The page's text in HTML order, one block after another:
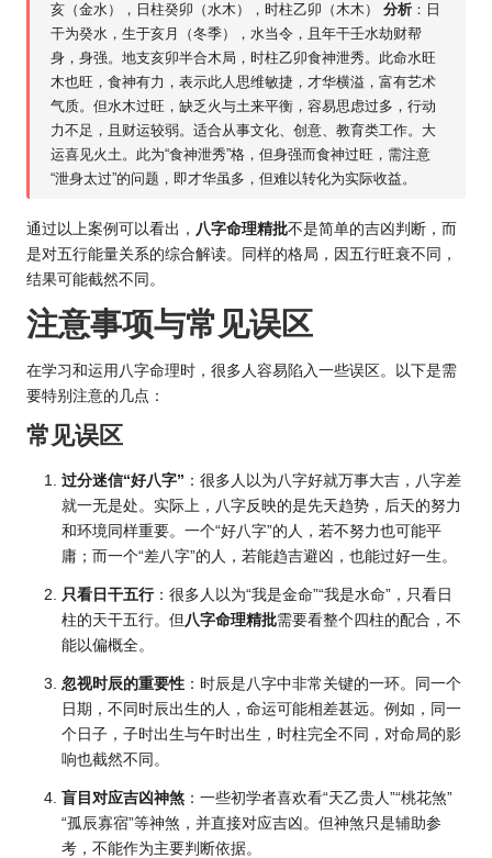
亥（金水），日柱癸卯（水木），时柱乙卯（木木）分析 ：日
干为癸水，生于亥月（冬季），水当令，且年干壬水劫财帮
身，身强。地支亥卯半合木局，时柱乙卯食神泄秀。此命水旺
木也旺，食神有力，表示此人思维敏捷，才华横溢，富有艺术
气质。但水木过旺，缺乏火与土来平衡，容易思虑过多，行动
力不足，且财运较弱。适合从事文化、创意、教育类工作。大
运喜见火土。此为“食神泄秀”格，但身强而食神过旺，需注意
“泄身太过”的问题，即才华虽多，但难以转化为实际收益。
通过以上案例可以看出， 八字命理精批不是简单的吉凶判断，而
是对五行能量关系的综合解读。同样的格局，因五行旺衰不同，
结果可能截然不同。
注意事项与常见误区
在学习和运用八字命理时，很多人容易陷入一些误区。以下是需
要特别注意的几点：
常见误区
过分迷信“好八字” ：很多人以为八字好就万事大吉，八字差
就一无是处。实际上，八字反映的是先天趋势，后天的努力
和环境同样重要。一个“好八字”的人，若不努力也可能平
庸；而一个“差八字”的人，若能趋吉避凶，也能过好一生。
只看日干五行：很多人以为“我是金命”“我是水命”，只看日
柱的天干五行。但 八字命理精批需要看整个四柱的配合，不
能以偏概全。
忽视时辰的重要性 ：时辰是八字中非常关键的一环。同一个
日期，不同时辰出生的人，命运可能相差甚远。例如，同一
个日子，子时出生与午时出生，时柱完全不同，对命局的影
响也截然不同。
盲目对应吉凶神煞 ：一些初学者喜欢看“天乙贵人”“桃花煞”
“孤辰寡宿”等神煞，并直接对应吉凶。但神煞只是辅助参
考，不能作为主要判断依据。